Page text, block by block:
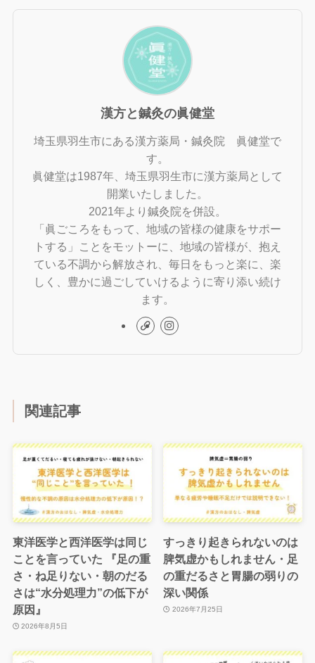
漢方と鍼灸の眞健堂
埼玉県羽生市にある漢方薬局・鍼灸院 眞健堂で
す。
眞健堂は1987年、埼玉県羽生市に漢方薬局として
開業いたしました。
2021年より鍼灸院を併設。
「眞ごころをもって、地域の皆様の健康をサポー
トする」ことをモットーに、地域の皆様が、抱え
ている不調から解放され、毎日をもっと楽に、楽
しく、豊かに過ごしていけるように寄り添い続け
ます。
関連記事
東洋医学と西洋医学は同じ
ことを言っていた 『足の重
さ・ね足りない・朝のだる
さは“水分処理力”の低下が
原因』
2026年8月5日
すっきり起きられないのは
脾気虚かもしれません・足
の重だるさと胃腸の弱りの
深い関係
2026年7月25日